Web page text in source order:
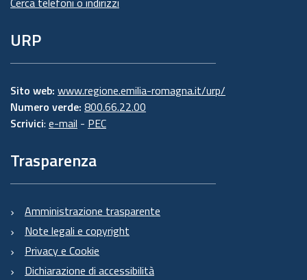
URP
Sito web: www.regione.emilia-romagna.it/urp/
Numero verde: 800.66.22.00
Scrivici: e-mail - PEC
Trasparenza
Amministrazione trasparente
Note legali e copyright
Privacy e Cookie
Dichiarazione di accessibilità